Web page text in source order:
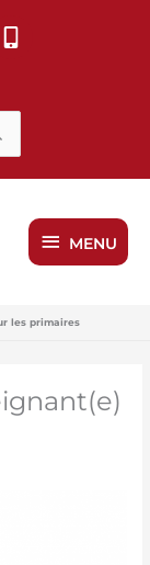
MENU
MENU
les primaires